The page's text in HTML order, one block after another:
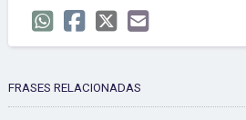
FRASES RELACIONADAS